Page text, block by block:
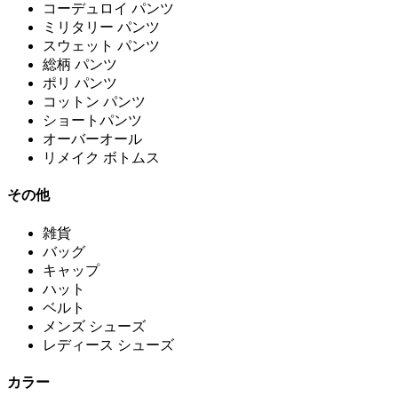
コーデュロイ パンツ
ミリタリー パンツ
スウェット パンツ
総柄 パンツ
ポリ パンツ
コットン パンツ
ショートパンツ
オーバーオール
リメイク ボトムス
その他
雑貨
バッグ
キャップ
ハット
ベルト
メンズ シューズ
レディース シューズ
カラー